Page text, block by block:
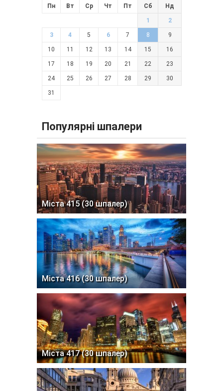
Пн Вт Ср Чт Пт Сб Нд
1 2
3 4 5 6 7 8 9
10 11 12 13 14 15 16
17 18 19 20 21 22 23
24 25 26 27 28 29 30
31
Популярні шпалери
Міста 415 (30 шпалер)
Міста 416 (30 шпалер)
Міста 417 (30 шпалер)